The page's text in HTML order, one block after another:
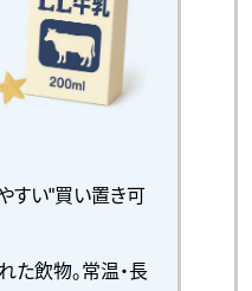
すい"買い置き可
た飲物。常温・長